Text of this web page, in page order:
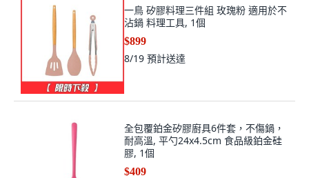
一鳥 矽膠料理三件組 玫瑰粉 適用於不
沾鍋 料理工具, 1個
$899
8/19 預計送達
全包覆鉑金矽膠廚具6件套，不傷鍋，
耐高溫, 平勺24x4.5cm 食品級鉑金硅
膠, 1個
$409